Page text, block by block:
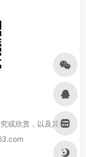
或欣赏，以及其他